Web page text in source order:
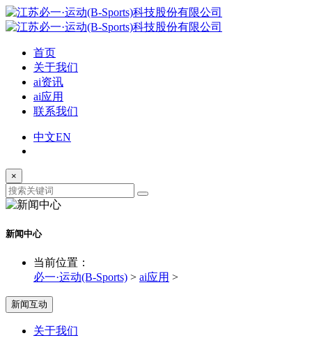
首页
关于我们
ai资讯
ai应用
联系我们
中文EN
×
新闻中心
当前位置：
必一·运动(B-Sports) > ai应用 >
新闻互动
关于我们